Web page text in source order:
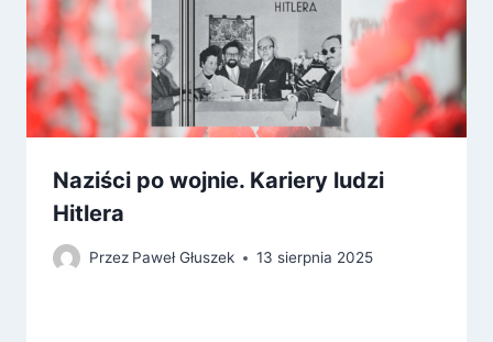
Naziści po wojnie. Kariery ludzi
Hitlera
Przez Paweł Głuszek 13 sierpnia 2025